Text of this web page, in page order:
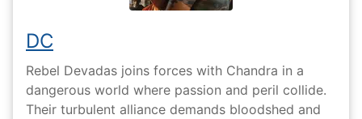
DC
Rebel Devadas joins forces with Chandra in a
dangerous world where passion and peril collide.
Their turbulent alliance demands bloodshed and